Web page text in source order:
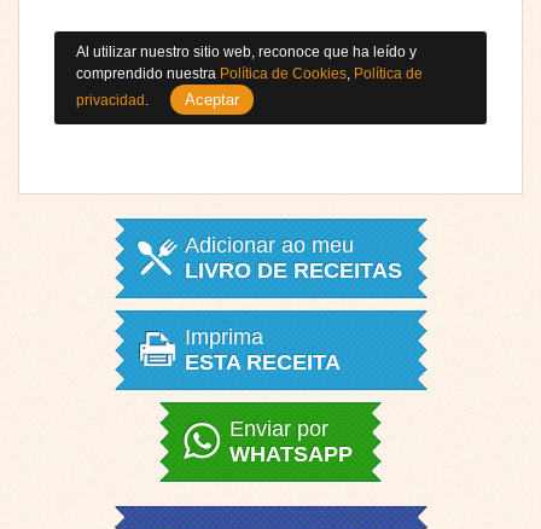
Adicionar ao meu
LIVRO DE RECEITAS
Imprima
ESTA RECEITA
Enviar por
WHATSAPP
Al utilizar nuestro sitio web, reconoce que ha leído y
comprendido nuestra Política de Cookies, Política de
privacidad . Aceptar